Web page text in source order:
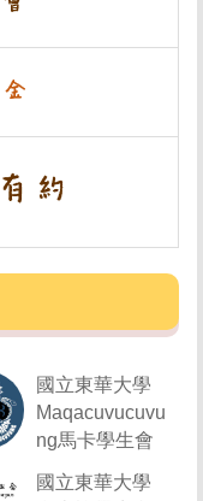
國立東華大學
Maqacuvucuvu
ng馬卡學生會
國立東華大學